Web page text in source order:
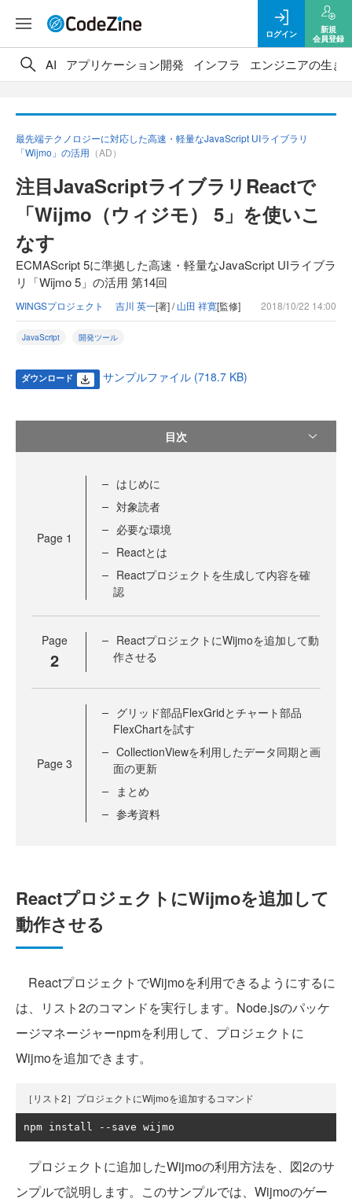
ログイン
新規
会員登録
AI アプリケーション開発 インフラ エンジニアの生き
最先端テクノロジーに対応した高速・軽量なJavaScript UIライブラリ
「Wijmo」の活用 （AD）
注目JavaScriptライブラリReactで
「Wijmo（ウィジモ） 5」を使いこ
なす
ECMAScript 5に準拠した高速・軽量なJavaScript UIライブラ
リ「Wijmo 5」の活用 第14回
WINGSプロジェクト 吉川 英一[著] /山田 祥寛[監修] 2018/10/22 14:00
JavaScript 開発ツール
ダウンロード サンプルファイル (718.7 KB)
目次
Page 1
はじめに
対象読者
必要な環境
Reactとは
Reactプロジェクトを生成して内容を確
認
Page
2
ReactプロジェクトにWijmoを追加して動
作させる
Page 3
グリッド部品FlexGridとチャート部品
FlexChartを試す
CollectionViewを利用したデータ同期と画
面の更新
まとめ
参考資料
ReactプロジェクトにWijmoを追加して
動作させる
ReactプロジェクトでWijmoを利用できるようにするに
は、リスト2のコマンドを実行します。Node.jsのパッケ
ージマネージャーnpmを利用して、プロジェクトに
Wijmoを追加できます。
［リスト2］プロジェクトにWijmoを追加するコマンド
npm install -- save wijmo
プロジェクトに追加したWijmoの利用方法を、図2のサ
ンプルで説明します。このサンプルでは、Wijmoのゲー